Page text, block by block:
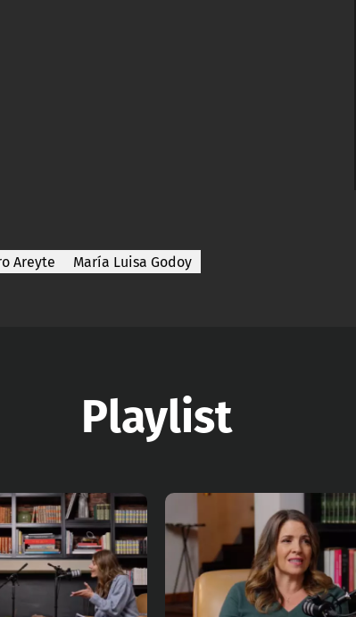
Areyte María Luisa Godoy
Playlist